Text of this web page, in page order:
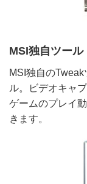
MSI独自ツール
MSI独自の
ル。ビデオキャ
ゲームのプレイ
きます。